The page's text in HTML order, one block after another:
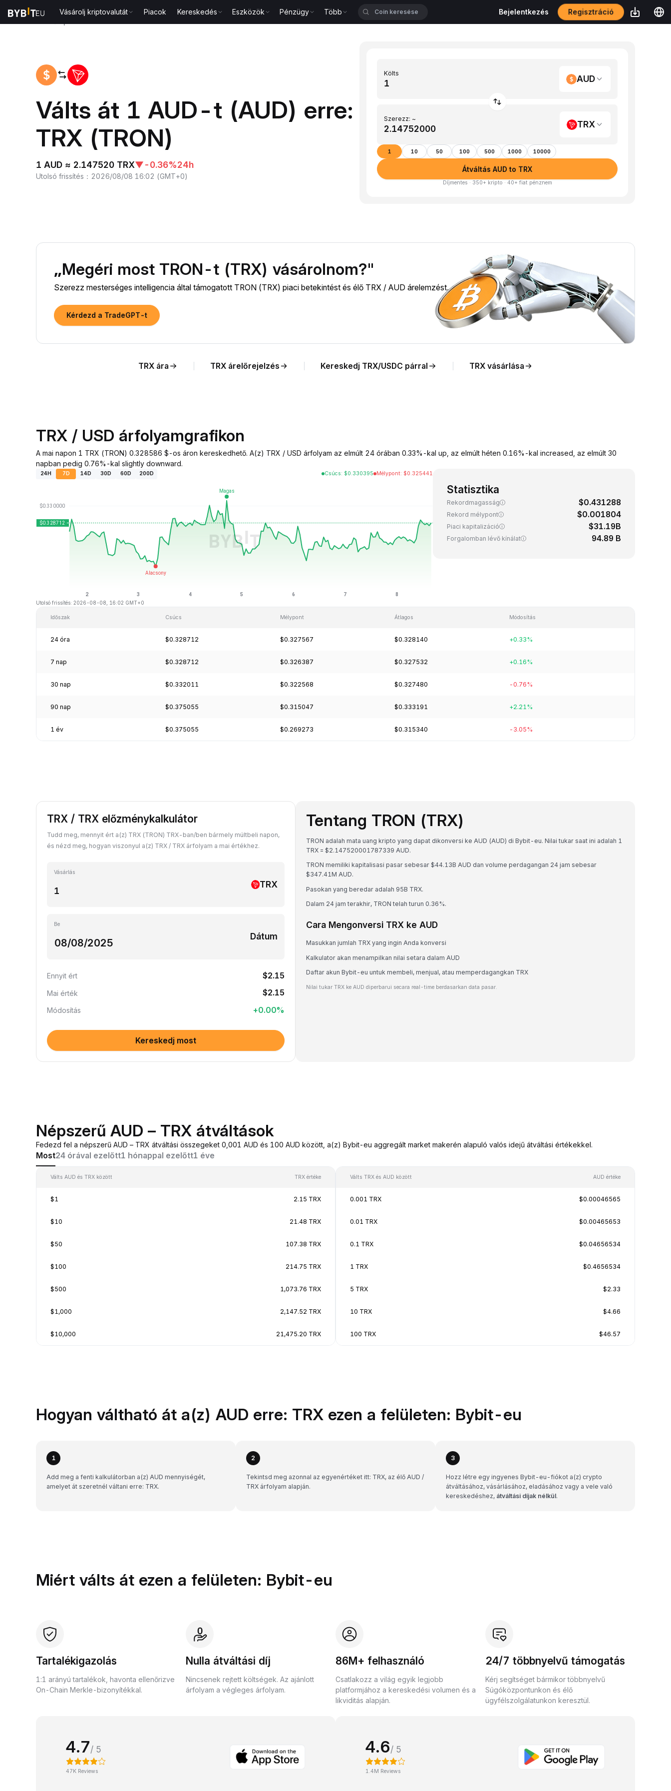
Vásárolj kriptovalutát Piacok Kereskedés Eszközök Pénzügy Több Bejelentkezés Regisztráció
Válts át 1 AUD-t (AUD) erre:
TRX (TRON)
1 AUD ≈ 2.147520 TRX▼-0.36%24h
Utolsó frissítés ： 2026/08/08 16:02 (GMT+0)
Költs
AUD
Szerezz: ~
TRX
1 10 50 100 500 1000 10000
Átváltás AUD to TRX
Díjmentes · 350+ kripto · 40+ fiat pénznem
„Megéri most TRON-t (TRX) vásárolnom?"
Szerezz mesterséges intelligencia által támogatott TRON (TRX) piaci betekintést és élő TRX / AUD árelemzést.
Kérdezd a TradeGPT-t
TRX ára TRX árelőrejelzés Kereskedj TRX/USDC párral TRX vásárlása
TRX / USD árfolyamgrafikon
A mai napon 1 TRX (TRON) 0.328586 $-os áron kereskedhető. A(z) TRX / USD árfolyam az elmúlt 24 órában 0.33%-kal up, az elmúlt héten 0.16%-kal increased, az elmúlt 30
napban pedig 0.76%-kal slightly downward.
24H 7D 14D 30D 60D 200D Csúcs: $0.330395 Mélypont: $0.325441
Utolsó frissítés: 2026-08-08, 16:02 GMT+0
Statisztika
Rekordmagasság $0.431288
Rekord mélypont $0.001804
Piaci kapitalizáció $31.19B
Forgalomban lévő kínálat 94.89 B
Időszak Csúcs Mélypont Átlagos Módosítás
24 óra $0.328712 $0.327567 $0.328140 +0.33%
7 nap $0.328712 $0.326387 $0.327532 +0.16%
30 nap $0.332011 $0.322568 $0.327480 -0.76%
90 nap $0.375055 $0.315047 $0.333191 +2.21%
1 év $0.375055 $0.269273 $0.315340 -3.05%
TRX / TRX előzménykalkulátor
Tudd meg, mennyit ért a(z) TRX (TRON) TRX-ban/ben bármely múltbeli napon,
és nézd meg, hogyan viszonyul a(z) TRX / TRX árfolyam a mai értékhez.
Vásárlás
TRX
Be
Dátum
Ennyit ért $2.15
Mai érték $2.15
Módosítás +0.00%
Kereskedj most
Tentang TRON (TRX)
TRON adalah mata uang kripto yang dapat dikonversi ke AUD (AUD) di Bybit-eu. Nilai tukar saat ini adalah 1
TRX = $2.147520001787339 AUD.
TRON memiliki kapitalisasi pasar sebesar $44.13B AUD dan volume perdagangan 24 jam sebesar
$347.41M AUD.
Pasokan yang beredar adalah 95B TRX.
Dalam 24 jam terakhir, TRON telah turun 0.36%.
Cara Mengonversi TRX ke AUD
Masukkan jumlah TRX yang ingin Anda konversi
Kalkulator akan menampilkan nilai setara dalam AUD
Daftar akun Bybit-eu untuk membeli, menjual, atau memperdagangkan TRX
Nilai tukar TRX ke AUD diperbarui secara real-time berdasarkan data pasar.
Népszerű AUD – TRX átváltások
Fedezd fel a népszerű AUD – TRX átváltási összegeket 0,001 AUD és 100 AUD között, a(z) Bybit-eu aggregált market makerén alapuló valós idejű átváltási értékekkel.
Most24 órával ezelőtt1 hónappal ezelőtt1 éve
Válts AUD és TRX között TRX értéke
$1 2.15 TRX
$10 21.48 TRX
$50 107.38 TRX
$100 214.75 TRX
$500 1,073.76 TRX
$1,000 2,147.52 TRX
$10,000 21,475.20 TRX
Válts TRX és AUD között AUD értéke
0.001 TRX $0.00046565
0.01 TRX $0.00465653
0.1 TRX $0.04656534
1 TRX $0.4656534
5 TRX $2.33
10 TRX $4.66
100 TRX $46.57
Hogyan váltható át a(z) AUD erre: TRX ezen a felületen: Bybit-eu
1
Add meg a fenti kalkulátorban a(z) AUD mennyiségét,
amelyet át szeretnél váltani erre: TRX.
2
Tekintsd meg azonnal az egyenértéket itt: TRX, az élő AUD /
TRX árfolyam alapján.
3
Hozz létre egy ingyenes Bybit-eu-fiókot a(z) crypto
átváltásához, vásárlásához, eladásához vagy a vele való
kereskedéshez, átváltási díjak nélkül.
Miért válts át ezen a felületen: Bybit-eu
Tartalékigazolás
1:1 arányú tartalékok, havonta ellenőrizve
On-Chain Merkle-bizonyítékkal.
Nulla átváltási díj
Nincsenek rejtett költségek. Az ajánlott
árfolyam a végleges árfolyam.
86M+ felhasználó
Csatlakozz a világ egyik legjobb
platformjához a kereskedési volumen és a
likviditás alapján.
24/7 többnyelvű támogatás
Kérj segítséget bármikor többnyelvű
Súgóközpontunkon és élő
ügyfélszolgálatunkon keresztül.
4.7/ 5
47K Reviews
4.6/ 5
1.4M Reviews